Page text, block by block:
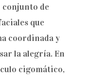
conjunto de
que
coordinada y
la alegría. En
cigomático,